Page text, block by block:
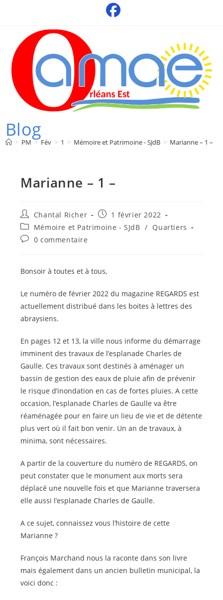
Blog
> PM > Fév > 1 > Mémoire et Patrimoine - SJdB > Marianne – 1 –
Marianne – 1 –
Auteur/autrice
de
la
publication :
Chantal Richer
Publication
publiée :
1 février 2022
Post
category:
Mémoire et Patrimoine - SJdB / Quartiers
Commentaires
publication :
0 commentaire
Bonsoir à toutes et à tous,
Le numéro de février 2022 du magazine REGARDS est
actuellement distribué dans les boites à lettres des
abraysiens.
En pages 12 et 13, la ville nous informe du démarrage
imminent des travaux de l’esplanade Charles de
Gaulle. Ces travaux sont destinés à aménager un
bassin de gestion des eaux de pluie afin de prévenir
le risque d’inondation en cas de fortes pluies. A cette
occasion, l’esplanade Charles de Gaulle va être
réaménagée pour en faire un lieu de vie et de détente
plus vert où il fait bon venir. Un an de travaux, à
minima, sont nécessaires.
A partir de la couverture du numéro de REGARDS, on
peut constater que le monument aux morts sera
déplacé une nouvelle fois et que Marianne traversera
elle aussi l’esplanade Charles de Gaulle.
A ce sujet, connaissez vous l’histoire de cette
Marianne ?
François Marchand nous la raconte dans son livre
mais également dans un ancien bulletin municipal, la
voici donc :